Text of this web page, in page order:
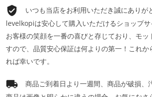
いつも当店をお利用いただき誠にありが
levelkopiは安心して購入いただけるショップ
お客様の笑顔を一番の喜びと存じており、モ
すので、品質安心保証は何よりの第一！これか
れば幸いです。
商品ご到着日より一週間、商品が破損、